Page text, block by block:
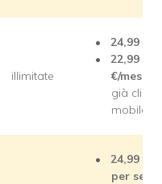
illimitate
24,99
22,99
€/mese
già clienti
mobile
24,99
per